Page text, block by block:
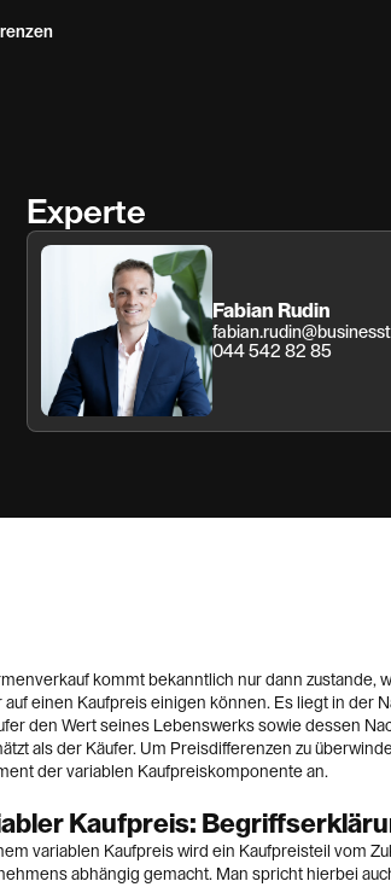
Experte
Fabian Rudin
044 542 82 85
kommt bekanntlich nur dann zustande,
auf einen Kaufpreis einigen können. Es liegt in der
den Wert seines Lebenswerks sowie dessen
als der Käufer. Um Preisdifferenzen zu
der variablen Kaufpreiskomponente an.
Kaufpreis:
variablen Kaufpreis wird ein Kaufpreisteil vom
abhängig gemacht. Man spricht hierbei